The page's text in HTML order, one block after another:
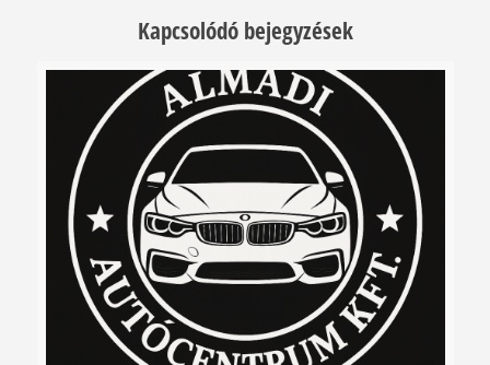
Kapcsolódó bejegyzések